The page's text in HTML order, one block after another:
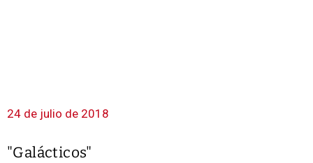
24 de julio de 2018
"Galácticos"